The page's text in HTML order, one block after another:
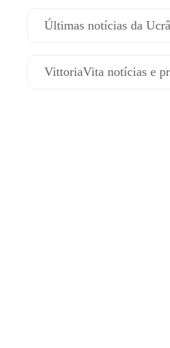
Últimas notícias da
VittoriaVita notícias e